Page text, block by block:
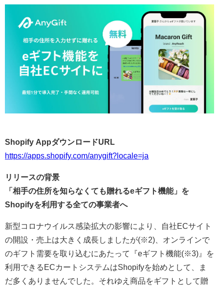
Shopify AppダウンロードURL
https://apps.shopify.com/anygift?locale=ja
リリースの背景
「相手の住所を知らなくても贈れるeギフト機能」を
Shopifyを利用する全ての事業者へ
新型コロナウイルス感染拡大の影響により、自社ECサイト
の開設・売上は大きく成長しましたが(※2)、オンラインで
のギフト需要を取り込むにあたって『eギフト機能(※3)』を
利用できるECカートシステムはShopifyを始めとして、ま
だ多くありませんでした。それゆえ商品をギフトとして贈